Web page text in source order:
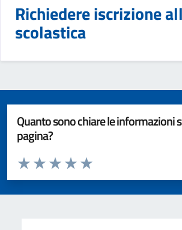
Richiedere iscrizione
scolastica
Quanto sono chiare le informazioni
pagina?
Valuta da 1 a 5 stelle la pagina
Valuta 5 stelle su 5
Valuta 4 stelle su 5
Valuta 3 stelle su 5
Valuta 2 stelle su 5
Valuta 1 stelle su 5